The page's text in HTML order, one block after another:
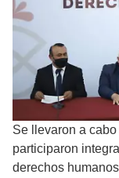
Se llevaron a
participaron
derechos